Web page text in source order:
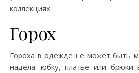
коллекциях.
Горох
Гороха в одежде не может быть
надела: юбку, платье или брюки